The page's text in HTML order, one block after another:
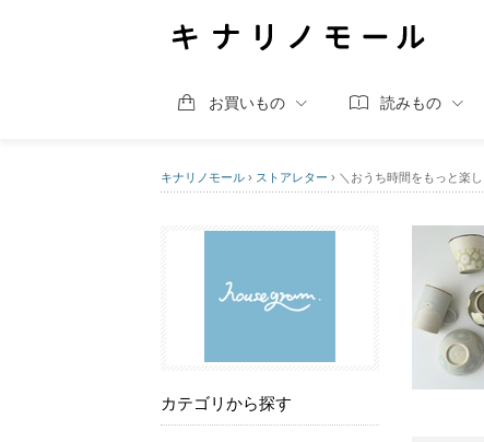
お買いもの 読みもの
キナリノモール › ストアレター › ＼おうち時間をもっと楽
カテゴリから探す